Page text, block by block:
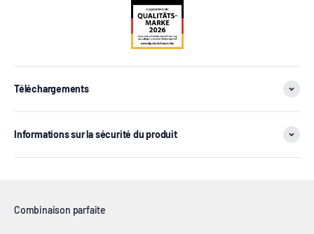
Téléchargements
Informations sur la sécurité du produit